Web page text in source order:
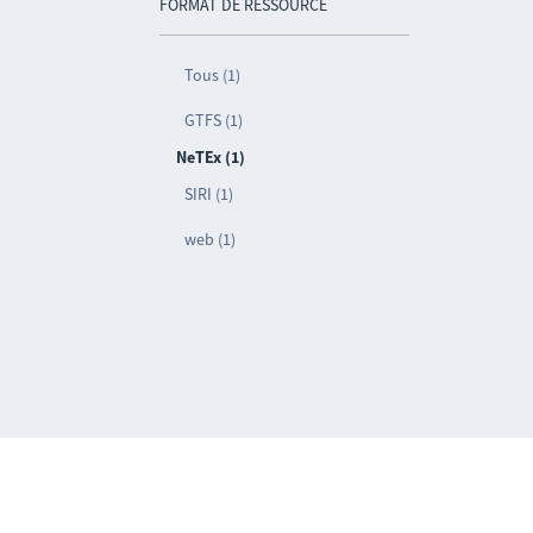
FORMAT DE RESSOURCE
Tous (1)
GTFS (1)
NeTEx (1)
SIRI (1)
web (1)